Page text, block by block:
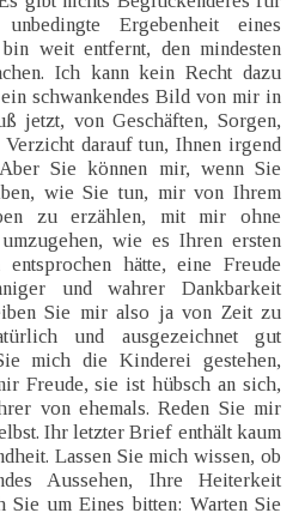
Ergebenheit eines
weit entfernt, den mindesten
Ich kann kein Recht dazu
schwankendes Bild von mir in
jetzt, von Geschäften, Sorgen,
darauf tun, Ihnen irgend
Sie können mir, wenn Sie
wie Sie tun, mir von Ihrem
zu erzählen, mit mir ohne
wie es Ihren ersten
hätte, eine Freude
und wahrer Dankbarkeit
Sie mir also ja von Zeit zu
und ausgezeichnet gut
mich die Kinderei gestehen,
Freude, sie ist hübsch an sich,
von ehemals. Reden Sie mir
Ihr letzter Brief enthält kaum
Lassen Sie mich wissen, ob
Aussehen, Ihre Heiterkeit
Sie um Eines bitten: Warten Sie